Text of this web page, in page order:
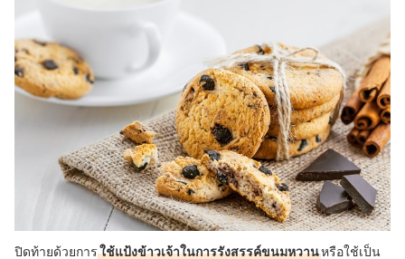
ปิดท้ายด้วยการใช้แป้งข้าวเจ้าในการรังสรรค์ขนมหวานหรือใช้เป็น